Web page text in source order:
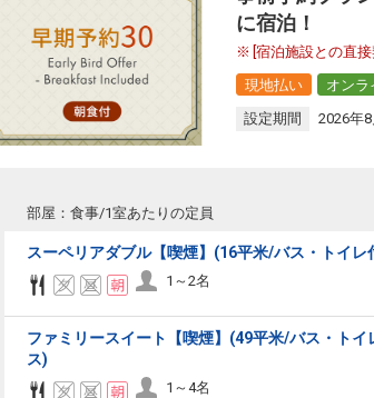
に宿泊！
[宿泊施設との直
現地払い
オンラ
設定期間
2026年
部屋：食事/1室あたりの定員
スーペリアダブル【喫煙】(16平米/バス・トイレ
1～2名
ファミリースイート【喫煙】(49平米/バス・トイ
ス)
1～4名